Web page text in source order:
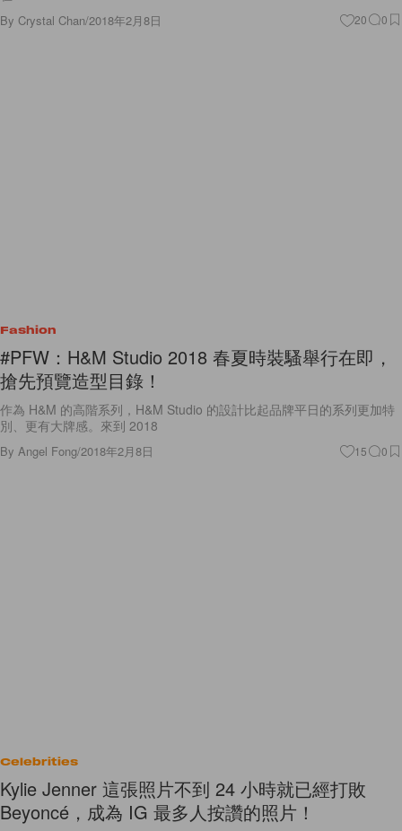
By Crystal Chan/2018年2月8日 20 0
Fashion
#PFW：H&M Studio 2018 春夏時裝騷舉行在即，
搶先預覽造型目錄！
作為 H&M 的高階系列，H&M Studio 的設計比起品牌平日的系列更加特
別、更有大牌感。來到 2018
By Angel Fong/2018年2月8日 15 0
Celebrities
Kylie Jenner 這張照片不到 24 小時就已經打敗
Beyoncé，成為 IG 最多人按讚的照片！